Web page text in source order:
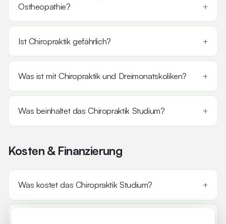
Ostheopathie?
Ist Chiropraktik gefährlich?
Was ist mit Chiropraktik und Dreimonatskoliken?
Was beinhaltet das Chiropraktik Studium?
Kosten & Finanzierung
Was kostet das Chiropraktik Studium?